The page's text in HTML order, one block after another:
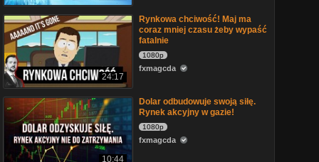
24:17
Rynkowa chciwość! Maj ma
coraz mniej czasu żeby wypaść
fatalnie
1080p
fxmagcda
10:44
Dolar odbudowuje swoją siłę.
Rynek akcyjny w gazie!
1080p
fxmagcda